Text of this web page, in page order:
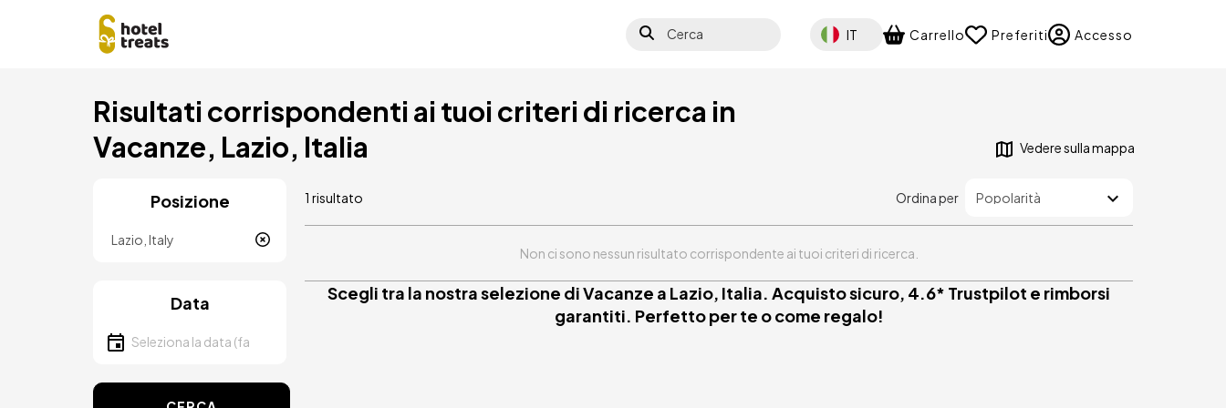
Cerca Select your language
IT Carrello Preferiti Accesso
Risultati corrispondenti ai tuoi criteri di ricerca in
Vacanze, Lazio, Italia
Vedere sulla mappa
Posizione
Data
Seleziona la data
Ordina per
1 risultato
Non ci sono nessun risultato corrispondente ai tuoi criteri di ricerca.
Scegli tra la nostra selezione di Vacanze a Lazio, Italia. Acquisto sicuro, 4.6* Trustpilot e rimborsi
garantiti. Perfetto per te o come regalo!